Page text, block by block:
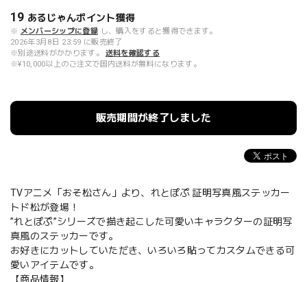
19 あるじゃんポイント獲得
※ メンバーシップに登録 し、購入をすると獲得できます。
2026年3月8日 23:59 に販売終了
※別途送料がかかります。
送料を確認する
※¥10,000以上のご注文で国内送料が無料になります。
販売期間が終了しました
TVアニメ「おそ松さん」より、れとぽぷ 証明写真風ステッカー
トド松が登場！
”れとぽぷ”シリーズで描き起こした可愛いキャラクターの証明写
真風のステッカーです。
お好きにカットしていただき、いろいろ貼ってカスタムできる可
愛いアイテムです。
【商品情報】